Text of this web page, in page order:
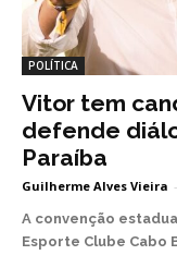
POLÍTICA
Vitor tem
defende
Paraíba
Guilherme Alves Vieira -
A convenção
Esporte Clube Cabo